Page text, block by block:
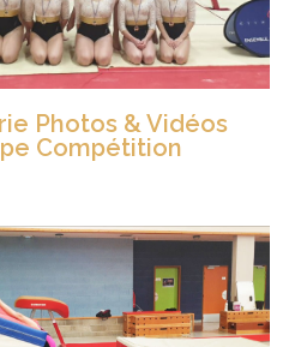
Photos & Vidéos
Compétition